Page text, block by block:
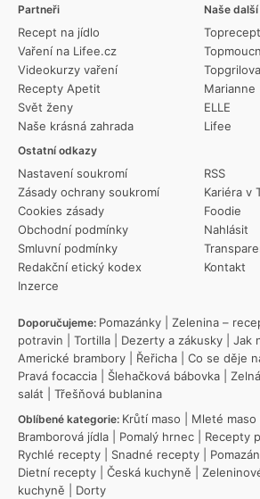
Partneři
Recept na jídlo
Vaření na Lifee.cz
Videokurzy vaření
Recepty Apetit
Svět ženy
Naše krásná zahrada
Ostatní odkazy
Nastavení soukromí
Zásady ochrany soukromí
Cookies zásady
Obchodní podmínky
Smluvní podmínky
Redakční etický kodex
Inzerce
RSS
Kariéra v
Foodie
Nahlásit
Kontakt
Naše
Marianne
ELLE
Lifee
Doporučujeme: Pomazánky Zelenina –
potravin
Tortilla Dezerty a zákusky Jak
Americké brambory
Řeřicha Co se děje
Pravá focaccia
Šlehačková bábovka
salát
Třešňová bublanina
Oblíbené kategorie: Krůtí maso Mleté maso
Bramborová jídla
Pomalý hrnec Recepty
Rychlé recepty
Snadné recepty
Dietní recepty
Česká kuchyně
kuchyně
Dorty